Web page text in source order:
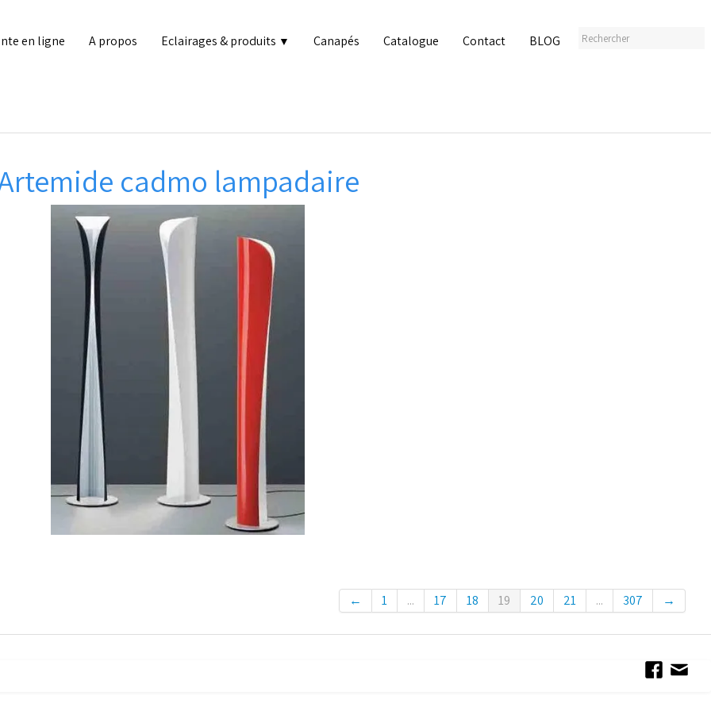
en ligne A propos Eclairages & produits ▼ Canapés Catalogue Contact BLOG
cadmo lampadaire
← 1 ... 17 18 19 20 21 ... 307 →